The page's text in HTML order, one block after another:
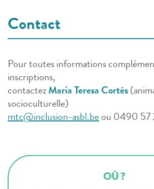
Contact
Pour toutes informations
inscriptions,
contactez Maria Teresa Cortés
socioculturelle)
mtc@inclusion-asbl.be ou 0490 57
OÙ ?